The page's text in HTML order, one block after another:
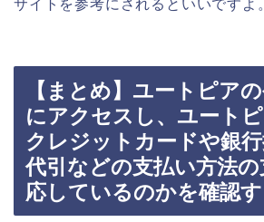
サイトを参考にされるといいですよ
【まとめ】ユートピア
にアクセスし、ユート
クレジットカードや銀行
代引などの支払い方法
応しているのかを確認す